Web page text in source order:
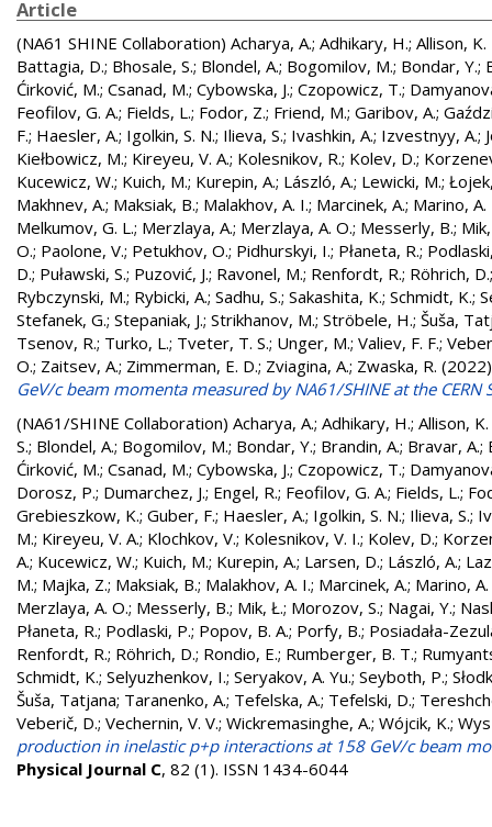
Article
(NA61 SHINE Collaboration) Acharya, A.; Adhikary, H.; Allison, K.
Battagia, D.; Bhosale, S.; Blondel, A.; Bogomilov, M.; Bondar, Y.;
Ćirković, M.; Csanad, M.; Cybowska, J.; Czopowicz, T.;
Feofilov, G. A.; Fields, L.; Fodor, Z.; Friend, M.; Garibov, A.;
F.; Haesler, A.; Igolkin, S. N.; Ilieva, S.; Ivashkin, A.; Izvestnyy, A.;
Kiełbowicz, M.; Kireyeu, V. A.; Kolesnikov, R.; Kolev, D.;
Kucewicz, W.; Kuich, M.; Kurepin, A.; László, A.; Lewicki, M.;
Makhnev, A.; Maksiak, B.; Malakhov, A. I.; Marcinek, A.; Marino, A.
Melkumov, G. L.; Merzlaya, A.; Merzlaya, A. O.; Messerly, B.;
O.; Paolone, V.; Petukhov, O.; Pidhurskyi, I.; Płaneta, R.;
D.; Puławski, S.; Puzović, J.; Ravonel, M.; Renfordt, R.; Röhrich, D.
Rybczynski, M.; Rybicki, A.; Sadhu, S.; Sakashita, K.; Schmidt, K.;
Stefanek, G.; Stepaniak, J.; Strikhanov, M.; Ströbele, H.; Šuša,
Tsenov, R.; Turko, L.; Tveter, T. S.; Unger, M.; Valiev, F. F.;
O.; Zaitsev, A.; Zimmerman, E. D.; Zviagina, A.; Zwaska, R.
GeV/c beam momenta measured by NA61/SHINE at the CERN
(NA61/SHINE Collaboration) Acharya, A.; Adhikary, H.; Allison, K.
S.; Blondel, A.; Bogomilov, M.; Bondar, Y.; Brandin, A.; Bravar, A.;
Ćirković, M.; Csanad, M.; Cybowska, J.; Czopowicz, T.;
Dorosz, P.; Dumarchez, J.; Engel, R.; Feofilov, G. A.; Fields, L.;
Grebieszkow, K.; Guber, F.; Haesler, A.; Igolkin, S. N.; Ilieva, S.;
M.; Kireyeu, V. A.; Klochkov, V.; Kolesnikov, V. I.; Kolev, D.;
A.; Kucewicz, W.; Kuich, M.; Kurepin, A.; Larsen, D.; László, A.;
M.; Majka, Z.; Maksiak, B.; Malakhov, A. I.; Marcinek, A.; Marino,
Merzlaya, A. O.; Messerly, B.; Mik, Ł.; Morozov, S.; Nagai, Y.;
Płaneta, R.; Podlaski, P.; Popov, B. A.; Porfy, B.; Posiadała-
Renfordt, R.; Röhrich, D.; Rondio, E.; Rumberger, B. T.;
Schmidt, K.; Selyuzhenkov, I.; Seryakov, A. Yu.; Seyboth, P.;
Šuša, Tatjana; Taranenko, A.; Tefelska, A.; Tefelski, D.;
Veberič, D.; Vechernin, V. V.; Wickremasinghe, A.; Wójcik, K.;
production in inelastic p+p interactions at 158 GeV/c beam
Physical Journal C, 82 (1). ISSN 1434-6044